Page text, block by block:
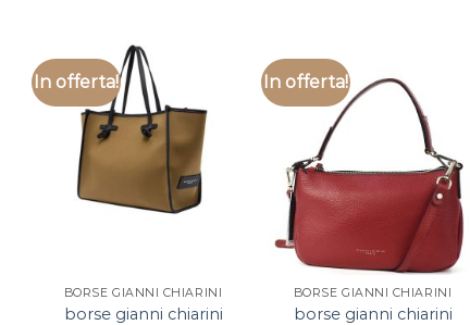
In offerta!
BORSE GIANNI CHIARINI
borse gianni chiarini
In offerta!
BORSE GIANNI CHIARINI
borse gianni chiarini